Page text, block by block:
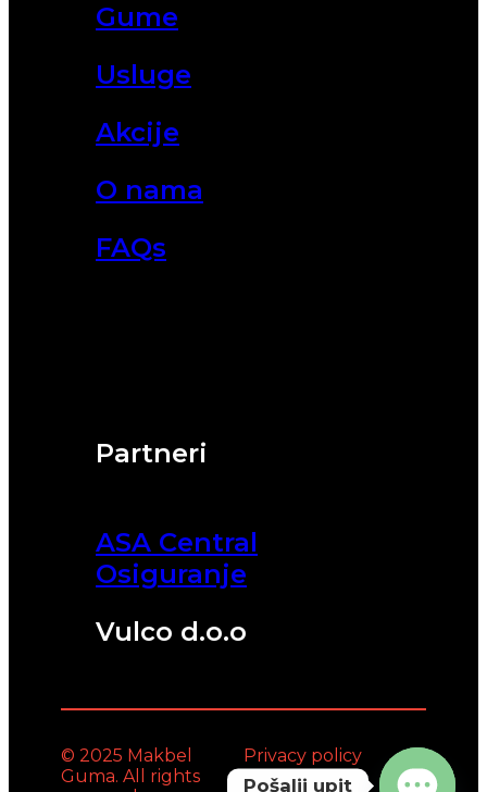
Partneri
ASA Central
Osiguranje
Vulco d.o.o
Gume
Usluge
Akcije
O nama
FAQs
© 2025 Makbel
Guma. All rights
Privacy policy
Pošalji upit